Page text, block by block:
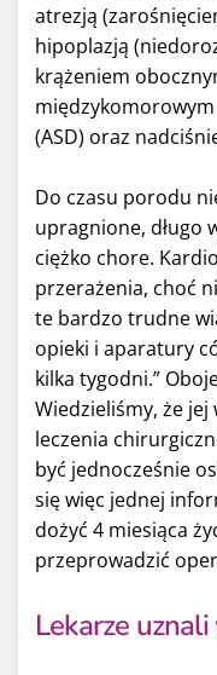
atrezją
hipoplazją
krążeniem
(ASD) oraz
Do czasu porodu
upragnione, długo
ciężko chore.
przerażenia, choć
te bardzo trudne
opieki i aparatury
kilka tygodni.”
Wiedzieliśmy, że
leczenia
być jednocześnie
się więc jednej
dożyć 4 miesiąca
przeprowadzić
Lekarze